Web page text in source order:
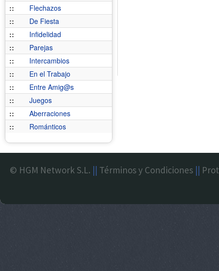
::
Flechazos
::
De Fiesta
::
Infidelidad
::
Parejas
::
Intercambios
::
En el Trabajo
::
Entre Amig@s
::
Juegos
::
Aberraciones
::
Románticos
© HGM Network S.L. || Términos y Condiciones ||